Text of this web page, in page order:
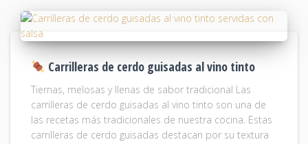
Carrilleras de cerdo guisadas al vino tinto
Tiernas, melosas y llenas de sabor tradicional Las
carrilleras de cerdo guisadas al vino tinto son una de
las recetas más tradicionales de nuestra cocina. Estas
carrilleras de cerdo guisadas destacan por su textura